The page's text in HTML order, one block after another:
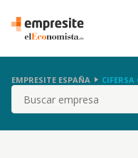
EMPRESITE ESPAÑA
Buscar